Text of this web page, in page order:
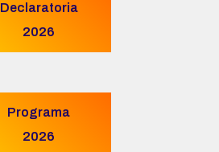
Declaratoria
2026
Programa
2026